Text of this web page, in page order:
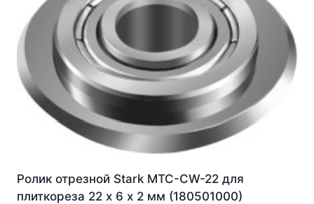
Ролик отрезной Stark MTC-CW-22 для
плиткореза 22 х 6 х 2 мм (180501000)